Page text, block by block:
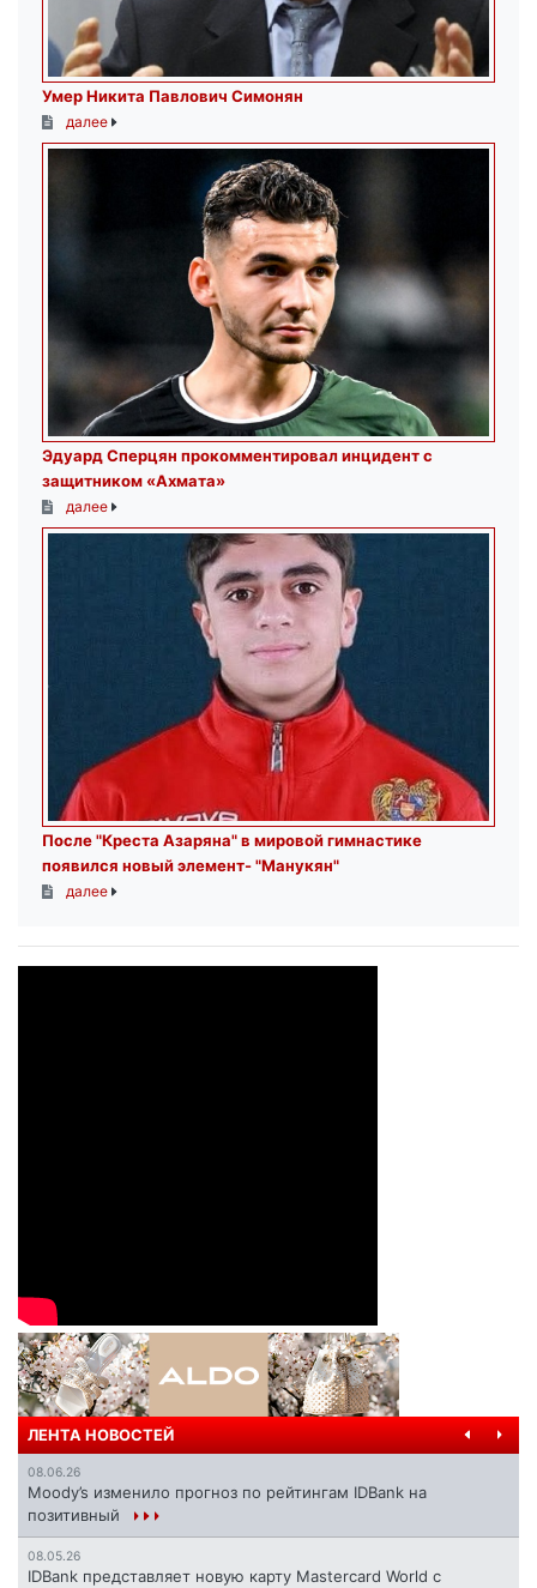
Умер Никита Павлович Симонян
далее
Эдуард Сперцян прокомментировал инцидент с
защитником «Ахмата»
далее
После "Креста Азаряна" в мировой гимнастике
появился новый элемент- "Манукян"
далее
ЛЕНТА НОВОСТЕЙ
08.06.26
Moody’s изменило прогноз по рейтингам IDBank на
позитивный
08.05.26
IDBank представляет новую карту Mastercard World с